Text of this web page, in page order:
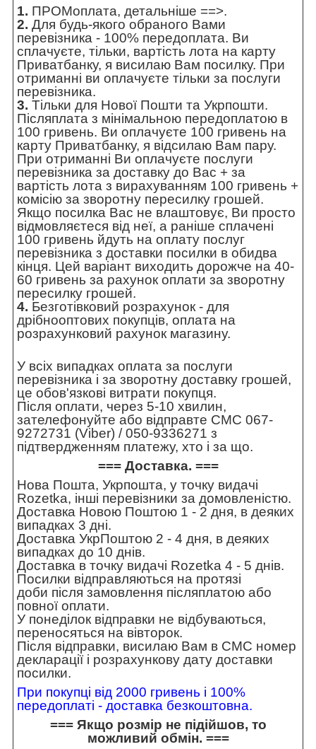
1. ПРОМоплата, детальніше ==>.
2. Для будь-якого обраного Вами
перевізника - 100% передоплата. Ви
сплачуєте, тільки, вартість лота на карту
Приватбанку, я висилаю Вам посилку. При
отриманні ви оплачуєте тільки за послуги
перевізника.
3. Тільки для Нової Пошти та Укрпошти.
Післяплата з мінімальною передоплатою в
100 гривень. Ви оплачуєте 100 гривень на
карту Приватбанку, я відсилаю Вам пару.
При отриманні Ви оплачуєте послуги
перевізника за доставку до Вас + за
вартість лота з вирахуванням 100 гривень +
комісію за зворотну пересилку грошей.
Якщо посилка Вас не влаштовує, Ви просто
відмовляєтеся від неї, а раніше сплачені
100 гривень йдуть на оплату послуг
перевізника з доставки посилки в обидва
кінця. Цей варіант виходить дорожче на 40-
60 гривень за рахунок оплати за зворотну
пересилку грошей.
4. Безготівковий розрахунок - для
дрібнооптових покупців, оплата на
розрахунковий рахунок магазину.
У всіх випадках оплата за послуги
перевізника і за зворотну доставку грошей,
це обов'язкові витрати покупця.
Після оплати, через 5-10 хвилин,
зателефонуйте або відправте СМС 067-
9272731 (Viber) / 050-9336271 з
підтвердженням платежу, хто і за що.
=== Доставка. ===
Нова Пошта, Укрпошта, у точку видачі
Rozetka, інші перевізники за домовленістю.
Доставка Новою Поштою 1 - 2 дня, в деяких
випадках 3 дні.
Доставка УкрПоштою 2 - 4 дня, в деяких
випадках до 10 днів.
Доставка в точку видачі Rozetka 4 - 5 днів.
Посилки відправляються на протязі
доби після замовлення післяплатою або
повної оплати.
У понеділок відправки не відбуваються,
переносяться на вівторок.
Після відправки, висилаю Вам в СМС номер
декларації і розрахункову дату доставки
посилки.
При покупці від 2000 гривень і 100%
передоплаті - доставка безкоштовна.
=== Якщо розмір не підійшов, то
можливий обмін. ===